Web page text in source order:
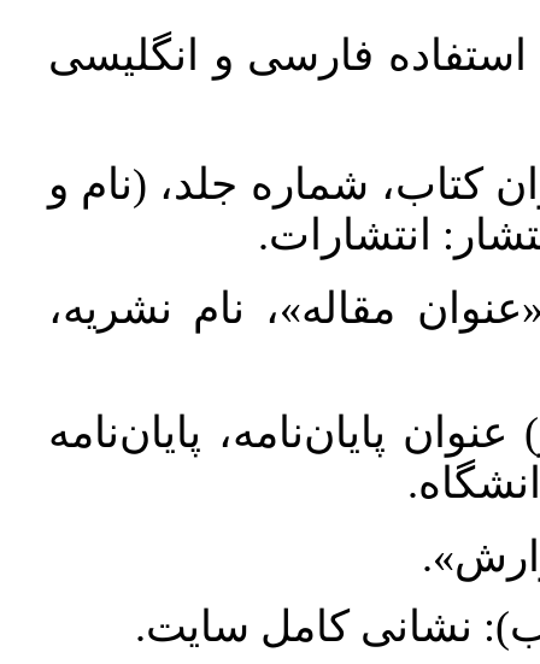
استفاده فارسی و انگلیسی
کتاب، شماره جلد، (نام و
انتشارات.
مقاله»، نام نشریه،
پایان‌نامه، پایان‌نامه
نشانی کامل سایت.